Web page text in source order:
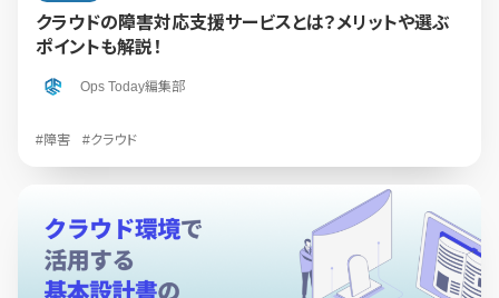
クラウドの障害対応支援サービスとは？メリットや選ぶ
ポイントも解説！
Ops Today編集部
#障害 #クラウド